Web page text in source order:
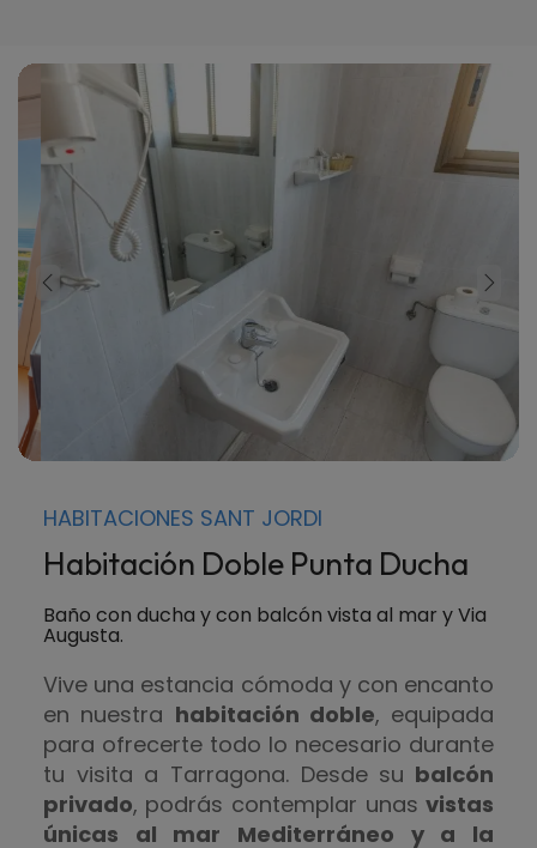
HABITACIONES SANT JORDI
Habitación Doble Punta Ducha
Baño con ducha y con balcón vista al mar y Via
Augusta.
Vive una estancia cómoda y con encanto
en nuestra habitación doble, equipada
para ofrecerte todo lo necesario durante
tu visita a Tarragona. Desde su balcón
privado, podrás contemplar unasvistas
únicas al mar Mediterráneo y a la